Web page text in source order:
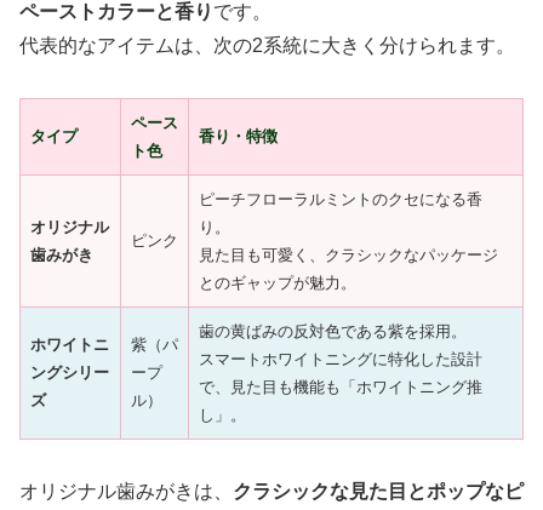
ペーストカラーと香り です。
代表的なアイテムは、次の2系統に大きく分けられます。
タイプ
ペース
ト色
香り・特徴
オリジナル
歯みがき
ピンク
ピーチフローラルミントのクセになる香
り。
見た目も可愛く、クラシックなパッケージ
とのギャップが魅力。
ホワイトニ
ングシリー
ズ
紫（パ
ープ
ル）
歯の黄ばみの反対色である紫を採用。
スマートホワイトニングに特化した設計
で、見た目も機能も「ホワイトニング推
し」。
オリジナル歯みがきは、 クラシックな見た目とポップなピ